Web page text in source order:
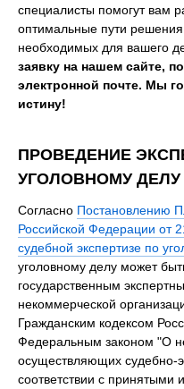
специалисты помогут вам
оптимальные пути
необходимых для вашего
заявку на нашем сайте,
электронной почте. Мы
истину!
ПРОВЕДЕНИЕ
УГОЛОВНОМУ ДЕЛУ
Согласно Постановлению
Российской Федерации от
судебной экспертизе по
уголовному делу может
государственным
некоммерческой
Гражданским кодексом
Федеральным законом "О
осуществляющих судебно-
соответствии с принятыми